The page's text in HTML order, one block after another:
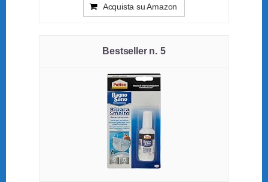
Acquista su Amazon
5